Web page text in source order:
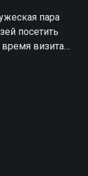
пара
посетить
визита
не те, за кого